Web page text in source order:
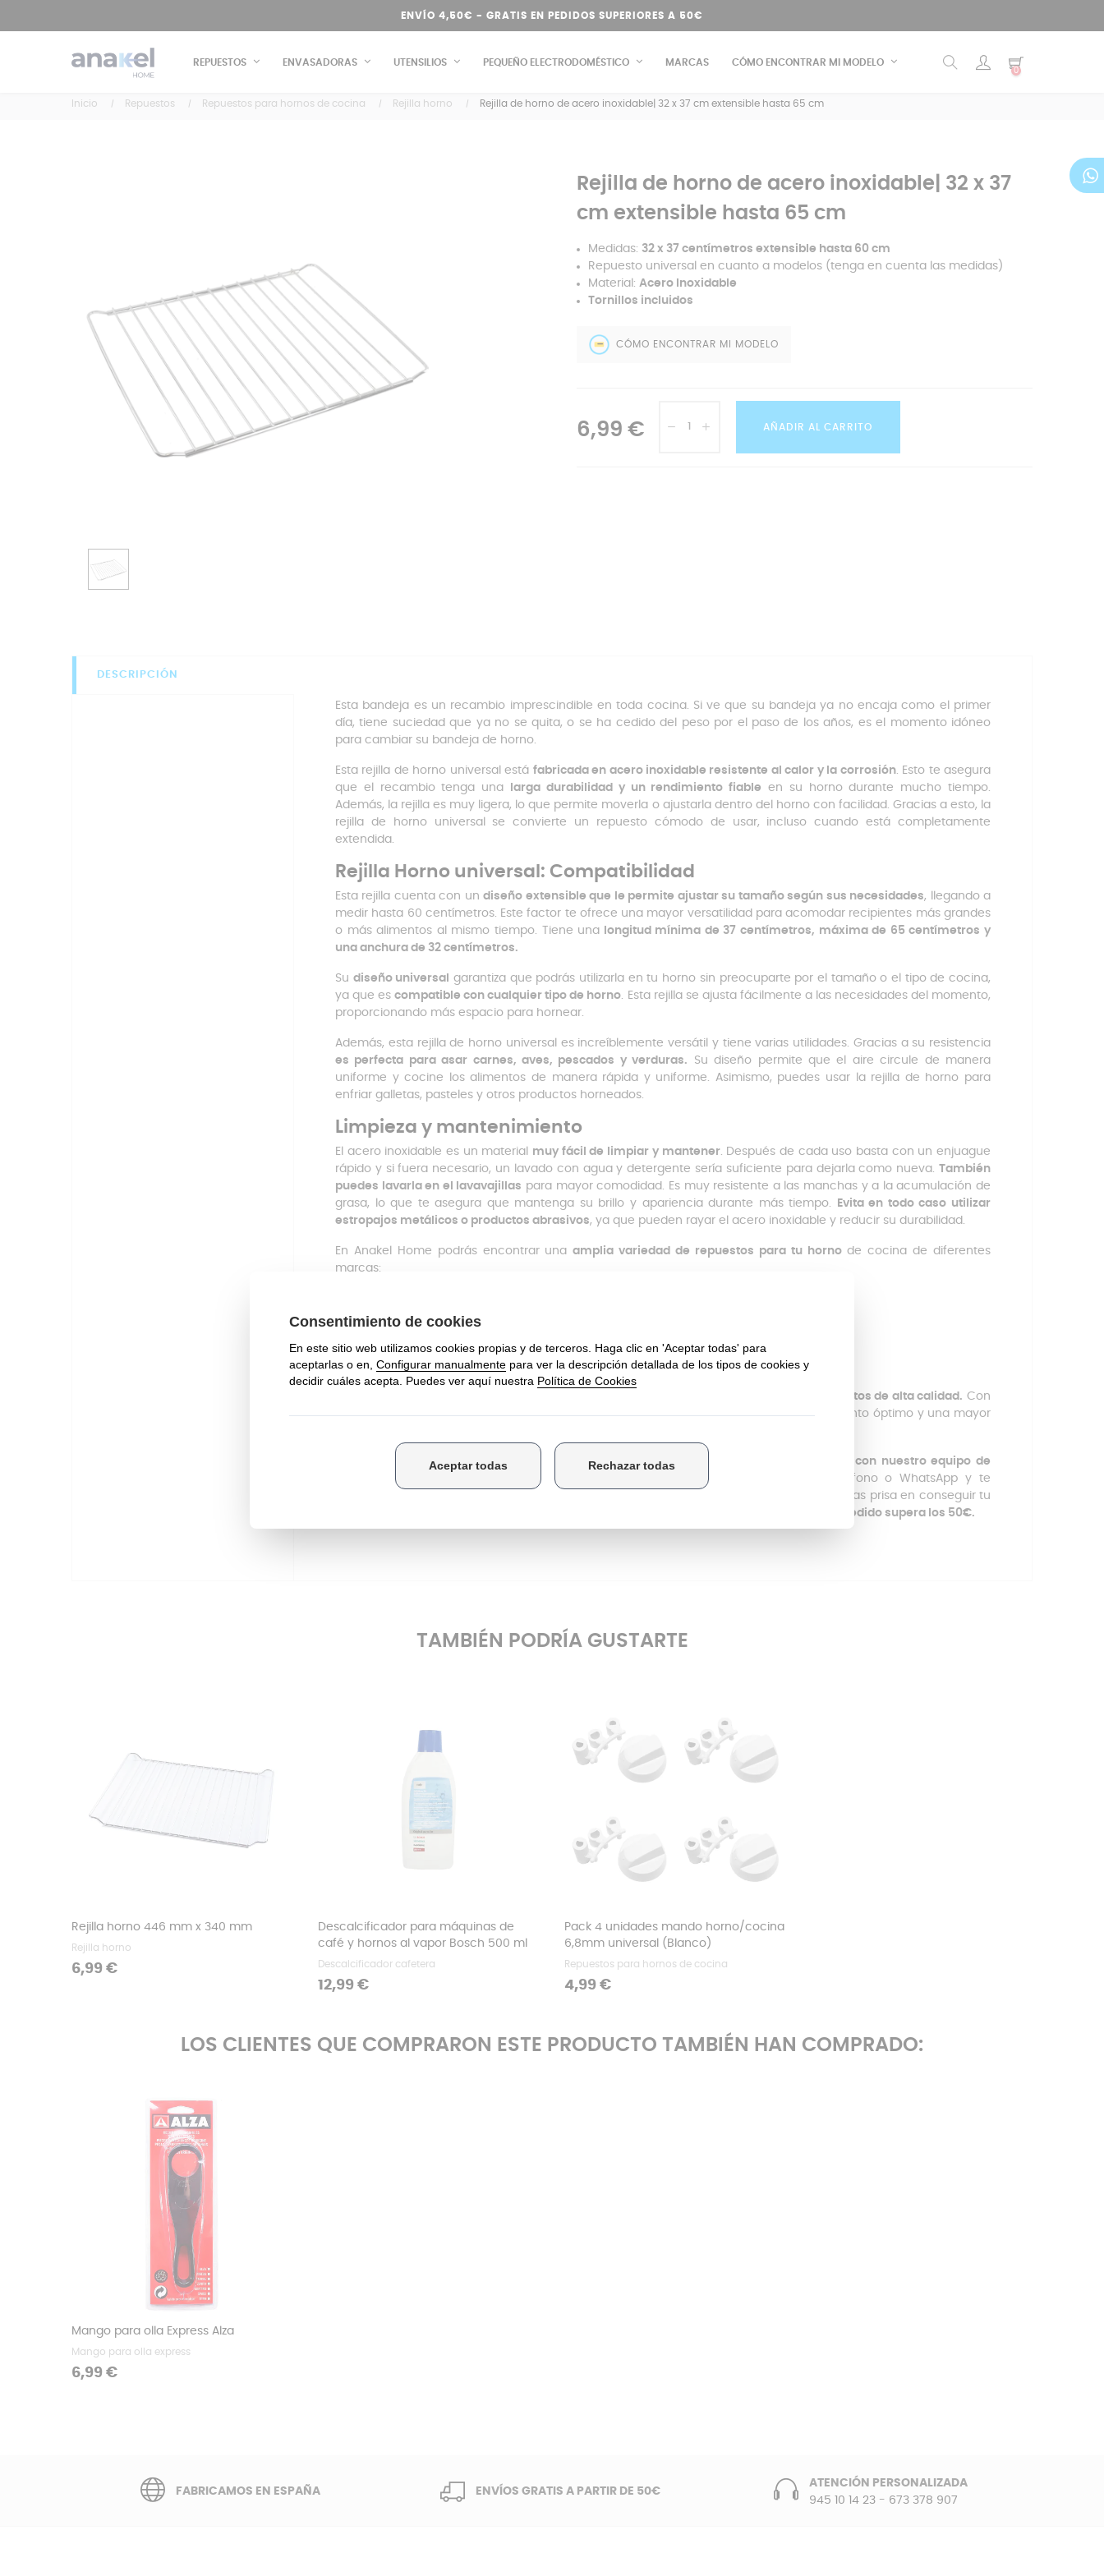
ENVÍO 4,50€ - GRATIS EN PEDIDOS SUPERIORES A 50€
REPUESTOS ENVASADORAS UTENSILIOS PEQUEÑO ELECTRODOMÉSTICO MARCAS CÓMO ENCONTRAR MI MODELO
0
Inicio Repuestos Repuestos para hornos de cocina Rejilla horno Rejilla de horno de acero inoxidable| 32 x 37 cm extensible hasta 65 cm
Rejilla de horno de acero inoxidable| 32 x 37
cm extensible hasta 65 cm
Medidas: 32 x 37 centímetros extensible hasta 60 cm
Repuesto universal en cuanto a modelos (tenga en cuenta las medidas)
Material: Acero Inoxidable
Tornillos incluidos
CÓMO ENCONTRAR MI MODELO
6,99 € AÑADIR AL CARRITO
DESCRIPCIÓN
Esta bandeja es un recambio imprescindible en toda cocina. Si ve que su bandeja ya no encaja como el primer
día, tiene suciedad que ya no se quita, o se ha cedido del peso por el paso de los años, es el momento idóneo
para cambiar su bandeja de horno.
Esta rejilla de horno universal está fabricada en acero inoxidable resistente al calor y la corrosión. Esto te asegura
que el recambio tenga una
larga durabilidad y un rendimiento fiable en su horno durante mucho tiempo.
Además, la rejilla es muy ligera, lo que permite moverla o ajustarla dentro del horno con facilidad. Gracias a esto, la
rejilla de horno universal se convierte un repuesto cómodo de usar, incluso cuando está completamente
extendida.
Rejilla Horno universal: Compatibilidad
Esta rejilla cuenta con undiseño extensible que le permite ajustar su tamaño según sus necesidades, llegando a
medir hasta 60 centímetros. Este factor te ofrece una mayor versatilidad para acomodar recipientes más grandes
o más alimentos al mismo tiempo. Tiene una longitud mínima de 37 centímetros, máxima de 65 centímetros y
una anchura de 32 centímetros.
Su diseño universal
garantiza que podrás utilizarla en tu horno sin preocuparte por el tamaño o el tipo de cocina,
ya que escompatible con cualquier tipo de horno. Esta rejilla se ajusta fácilmente a las necesidades del momento,
proporcionando más espacio para hornear.
Además, esta rejilla de horno universal es increíblemente versátil y tiene varias utilidades. Gracias a su resistencia
es perfecta para asar carnes, aves, pescados y verduras. Su diseño permite que el aire circule de manera
uniforme y cocine los alimentos de manera rápida y uniforme. Asimismo, puedes usar la rejilla de horno para
enfriar galletas, pasteles y otros productos horneados.
Limpieza y mantenimiento
El acero inoxidable es un material muy fácil de limpiar y mantener. Después de cada uso basta con un enjuague
rápido y si fuera necesario, un lavado con agua y detergente sería suficiente para dejarla como nueva. También
puedes lavarla en el lavavajillas para mayor comodidad. Es muy resistente a las manchas y a la acumulación de
grasa, lo que te asegura que mantenga su brillo y apariencia durante más tiempo.
Evita en todo caso utilizar
estropajos metálicos o productos abrasivos, ya que pueden rayar el acero inoxidable y reducir su durabilidad.
En Anakel Home podrás encontrar unaamplia variedad de repuestos para tu hornode cocina de diferentes
marcas:
Limpiador de hornos
Rejilla para horno de cocina
Resistencia para horno
Si quieres que tu horno luzca y funcione como nuevo, no dudes en comprar estos repuestos de alta calidad. Con
ellos, podrás mantener tu electrodoméstico en perfecto estado, asegurando un rendimiento óptimo y una mayor
Si necesitas asesoramiento para elegir tus repuestos para hornos de cocina,
contacta con nuestro equipo de
Atención al Cliente
. Contáctanos a través de nuestros distintos canales, como teléfono o WhatsApp y te
ayudaremos a encontrar el repuesto ideal para tu electrodoméstico. En caso de que tengas prisa en conseguir tu
24 horas y con envío gratis si el pedido supera los 50€.
TAMBIÉN PODRÍA GUSTARTE
Rejilla horno 446 mm x 340 mm
Rejilla horno
Precio
6,99 €
Descalcificador para máquinas de
café y hornos al vapor Bosch 500 ml
Descalcificador cafetera
Precio
12,99 €
Pack 4 unidades mando horno/cocina
6,8mm universal (Blanco)
Repuestos para hornos de cocina
Precio
4,99 €
LOS CLIENTES QUE COMPRARON ESTE PRODUCTO TAMBIÉN HAN COMPRADO:
Mango para olla Express Alza
Mango para olla express
Precio
6,99 €
FABRICAMOS EN ESPAÑA ENVÍOS GRATIS A PARTIR DE 50€
ATENCIÓN PERSONALIZADA
945 10 14 23 - 673 378 907